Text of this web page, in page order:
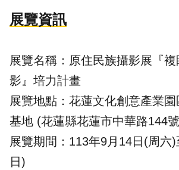
展覽資訊
展覽名稱：原住民族攝影展『
影』培力計畫
展覽地點：花蓮文化創意產業
基地 (花蓮縣花蓮市中華路144
展覽期間：113年9月14日(周六
日)